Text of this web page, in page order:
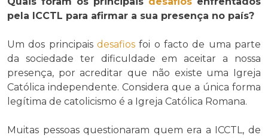
pela ICCTL para afirmar a sua presença no país?
Um dos principais desafios foi o facto de uma parte
da sociedade ter dificuldade em aceitar a nossa
presença, por acreditar que não existe uma Igreja
Católica independente. Considera que a única forma
legítima de catolicismo é a Igreja Católica Romana.
Muitas pessoas questionaram quem era a ICCTL, de